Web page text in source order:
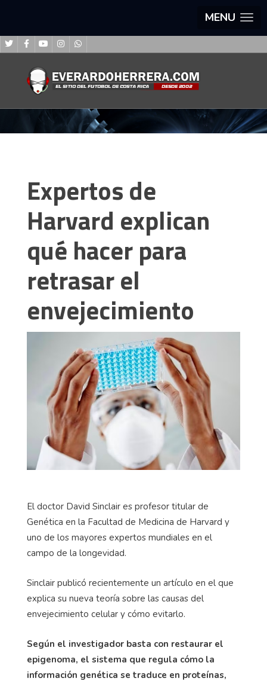
MENU
Expertos de
Harvard explican
qué hacer para
retrasar el
envejecimiento
El doctor David Sinclair es profesor titular de
Genética en la Facultad de Medicina de Harvard y
uno de los mayores expertos mundiales en el
campo de la longevidad.
Sinclair publicó recientemente un artículo en el que
explica su nueva teoría sobre las causas del
envejecimiento celular y cómo evitarlo.
Según el investigador basta con restaurar el
epigenoma, el sistema que regula cómo la
información genética se traduce en proteínas,